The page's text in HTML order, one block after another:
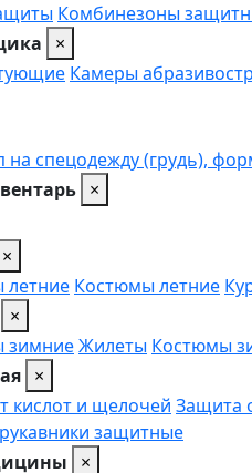
Комбинезоны
×
Камеры
на спецодежду (грудь),
×
×
Костюмы летние
×
зимниеЖилеты Костюмы
×
кислот и щелочей Защита
защитные
×